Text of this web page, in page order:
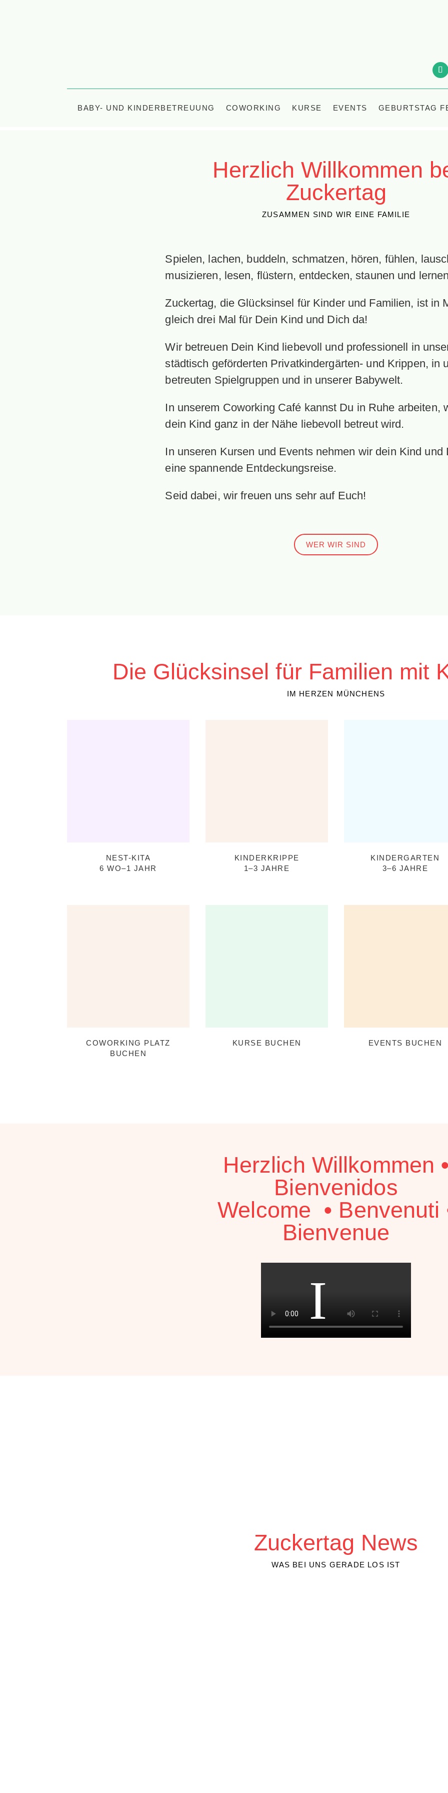
BABY- UND KINDERBETREUUNG COWORKING KURSE EVENTS GEBURTSTAG
Herzlich Willkommen
Zuckertag
ZUSAMMEN SIND WIR EINE FAMILIE
Spielen, lachen, buddeln, schmatzen, hören, fühlen,
musizieren, lesen, flüstern, entdecken, staunen und
Zuckertag, die Glücksinsel für Kinder und Familien, ist in
gleich drei Mal für Dein Kind und Dich da!
Wir betreuen Dein Kind liebevoll und professionell in
städtisch geförderten Privatkindergärten- und Krippen, in
betreuten Spielgruppen und in unserer Babywelt.
In unserem Coworking Café kannst Du in Ruhe arbeiten,
dein Kind ganz in der Nähe liebevoll betreut wird.
In unseren Kursen und Events nehmen wir dein Kind und
eine spannende Entdeckungsreise.
Seid dabei, wir freuen uns sehr auf Euch!
WER WIR SIND
Die Glücksinsel für Familien mit
IM HERZEN MÜNCHENS
NEST-KITA
6 WO–1 JAHR
KINDERKRIPPE
1–3 JAHRE
KINDERGARTEN
3–6 JAHRE
COWORKING PLATZ
BUCHEN
KURSE BUCHEN EVENTS BUCHEN
Herzlich Willkommen
Bienvenidos
Welcome • Benvenuti
Bienvenue
Zuckertag News
WAS BEI UNS GERADE LOS IST